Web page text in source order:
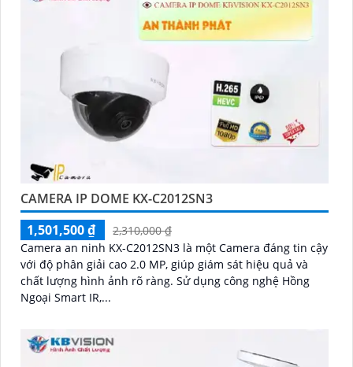
CAMERA IP DOME KX-C2012SN3
1,501,500 ₫
2,310,000 ₫
Camera an ninh KX-C2012SN3 là một Camera đáng tin cậy
với độ phân giải cao 2.0 MP, giúp giám sát hiệu quả và
chất lượng hình ảnh rõ ràng. Sử dụng công nghệ Hồng
Ngoại Smart IR,...